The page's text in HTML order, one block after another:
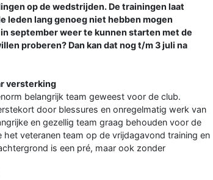
op de wedstrijden. De trainingen laat
leden lang genoeg niet hebben mogen
september weer te kunnen starten met de
proberen? Dan kan dat nog t/m 3 juli na
versterking
belangrijk team geweest voor de club.
door blessures en onregelmatig werk van
en gezellig team graag behouden voor de
veteranen team op de vrijdagavond training en
is een pré, maar ook zonder